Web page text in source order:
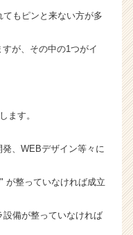
もピンと来ない方が多
が、その中の1つがイ
ます。
、WEBデザイン等々に
が整っていなければ成立
備が整っていなければ